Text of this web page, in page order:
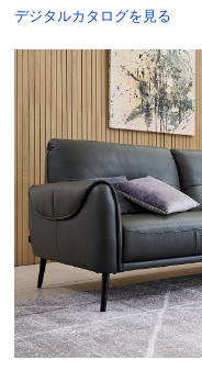
デジタルカタログを見る